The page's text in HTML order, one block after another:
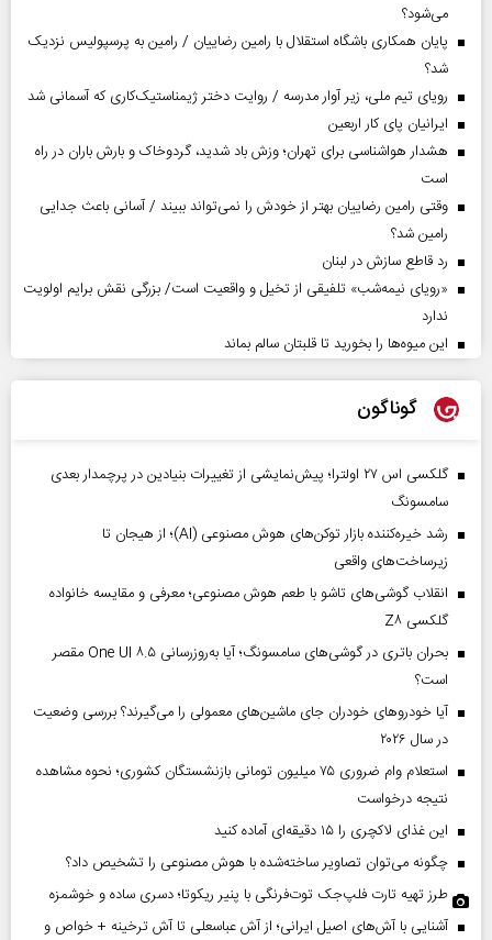
می‌شود؟
پایان همکاری باشگاه استقلال با رامین رضاییان / رامین به پرسپولیس نزدیک
شد؟
رویای تیم ملی، زیر آوار مدرسه / روایت دختر ژیمناستیک‌کاری که آسمانی شد
ایرانیان پای کار اربعین
هشدار هواشناسی برای تهران؛ وزش باد شدید، گردوخاک و بارش باران در راه
است
وقتی رامین رضاییان بهتر از خودش را نمی‌تواند ببیند / آسانی باعث جدایی
رامین شد؟
رد قاطع سازش در لبنان
«رویای نیمه‌شب» تلفیقی از تخیل و واقعیت است/ بزرگی نقش برایم اولویت
ندارد
این میوه‌ها را بخورید تا قلبتان سالم بماند
گوناگون
گلکسی اس ۲۷ اولترا؛ پیش‌نمایشی از تغییرات بنیادین در پرچمدار بعدی
سامسونگ
رشد خیره‌کننده بازار توکن‌های هوش مصنوعی (AI)؛ از هیجان تا
زیرساخت‌های واقعی
انقلاب گوشی‌های تاشو‌ با طعم هوش مصنوعی؛ معرفی و مقایسه خانواده
گلکسی Z۸
بحران باتری در گوشی‌های سامسونگ؛ آیا به‌روزرسانی One UI ۸.۵ مقصر
است؟
آیا خودروهای خودران جای ماشین‌های معمولی را می‌گیرند؟ بررسی وضعیت
در سال ۲۰۲۶
استعلام وام ضروری ۷۵ میلیون تومانی بازنشستگان کشوری؛ نحوه مشاهده
نتیجه درخواست
این غذای لاکچری را ۱۵ دقیقه‌ای آماده کنید
چگونه می‌توان تصاویر ساخته‌شده با هوش مصنوعی را تشخیص داد؟
طرز تهیه تارت فلپ‌جک توت‌فرنگی با پنیر ریکوتا؛ دسری ساده و خوشمزه
آشنایی با آش‌های اصیل ایرانی؛ از آش عباسعلی تا آش ترخینه + خواص و